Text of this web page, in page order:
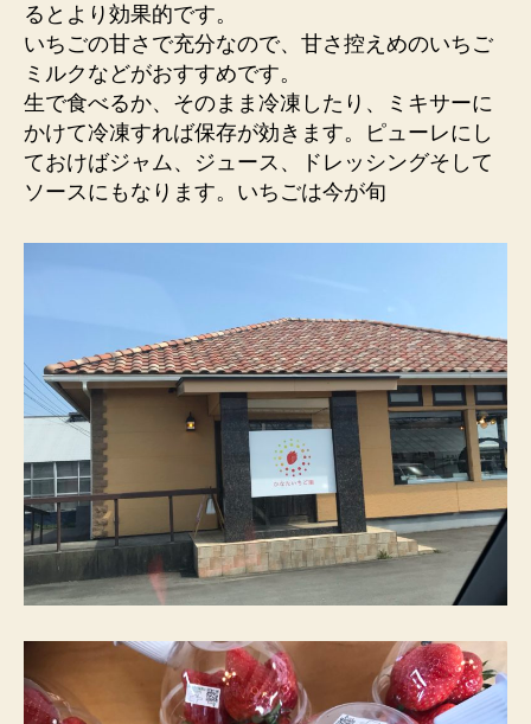
るとより効果的です。
いちごの甘さで充分なので、甘さ控えめのいちご
ミルクなどがおすすめです。
生で食べるか、そのまま冷凍したり、ミキサーに
かけて冷凍すれば保存が効きます。ピューレにし
ておけばジャム、ジュース、ドレッシングそして
ソースにもなります。いちごは今が旬